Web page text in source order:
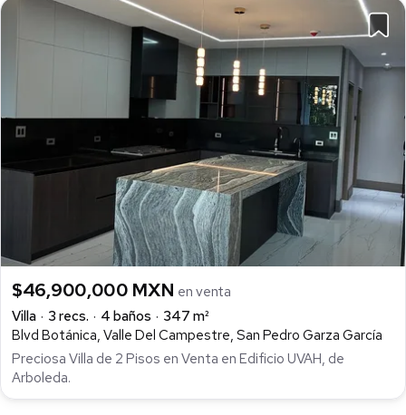
$46,900,000 MXN en venta
Villa
3 recs. 4 baños
347 m²
Blvd Botánica, Valle Del Campestre, San Pedro Garza García
Preciosa Villa de 2 Pisos en Venta en Edificio UVAH, de
Arboleda.